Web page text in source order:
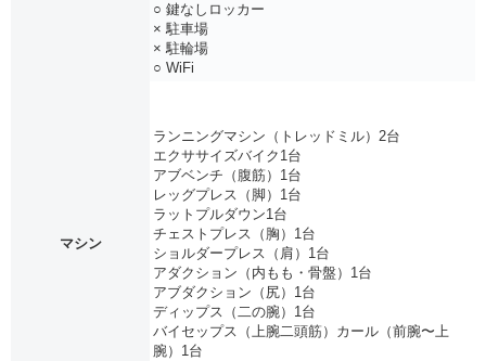
○ 鍵なしロッカー
× 駐車場
× 駐輪場
○ WiFi
マシン
ランニングマシン（トレッドミル）2台
エクササイズバイク1台
アブベンチ（腹筋）1台
レッグプレス（脚）1台
ラットプルダウン1台
チェストプレス（胸）1台
ショルダープレス（肩）1台
アダクション（内もも・骨盤）1台
アブダクション（尻）1台
ディップス（二の腕）1台
バイセップス（上腕二頭筋）カール（前腕〜上
腕）1台